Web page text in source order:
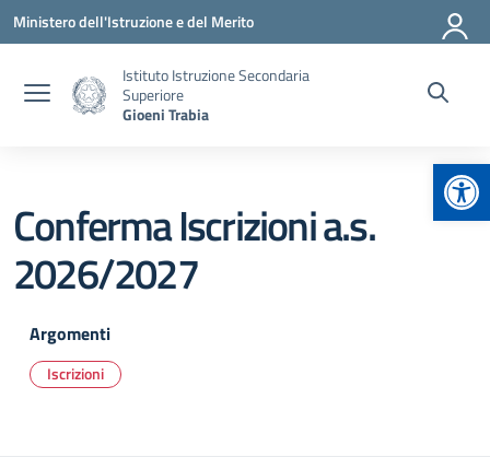
Vai ai contenuti
Vai al menu di navigazione
Vai al footer
Ministero dell'Istruzione e del Merito
Istituto Istruzione Secondaria
Superiore
Gioeni Trabia
Conferma Iscrizioni a.s.
2026/2027
Argomenti
Iscrizioni